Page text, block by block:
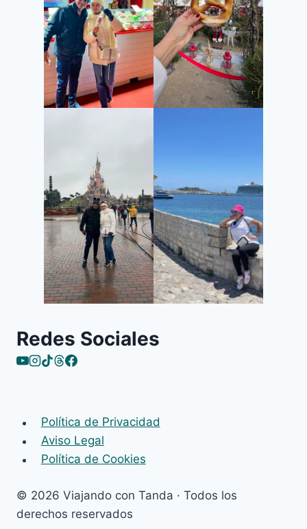
Redes Sociales
Política de Privacidad
Aviso Legal
Política de Cookies
© 2026 Viajando con Tanda · Todos los
derechos reservados